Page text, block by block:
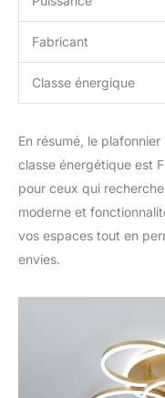
Fabricant
Classe énergique
En résumé, le
classe énergétique est
pour ceux qui
moderne et
vos espaces tout en
envies.